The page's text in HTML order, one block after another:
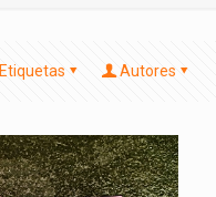
Etiquetas Autores